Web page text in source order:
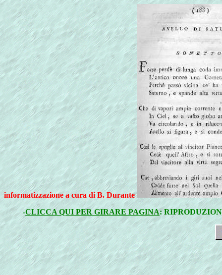
informatizzazione a cura di B. Durante
-CLICCA QUI PER GIRARE PAGINA: